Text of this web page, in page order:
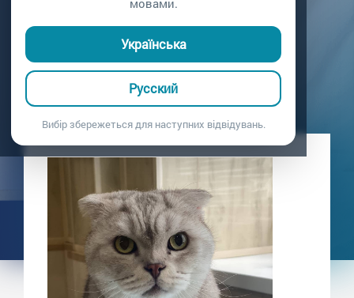
Українська
Русский
Вибір збережеться для наступних відвідувань.
15.06.2021